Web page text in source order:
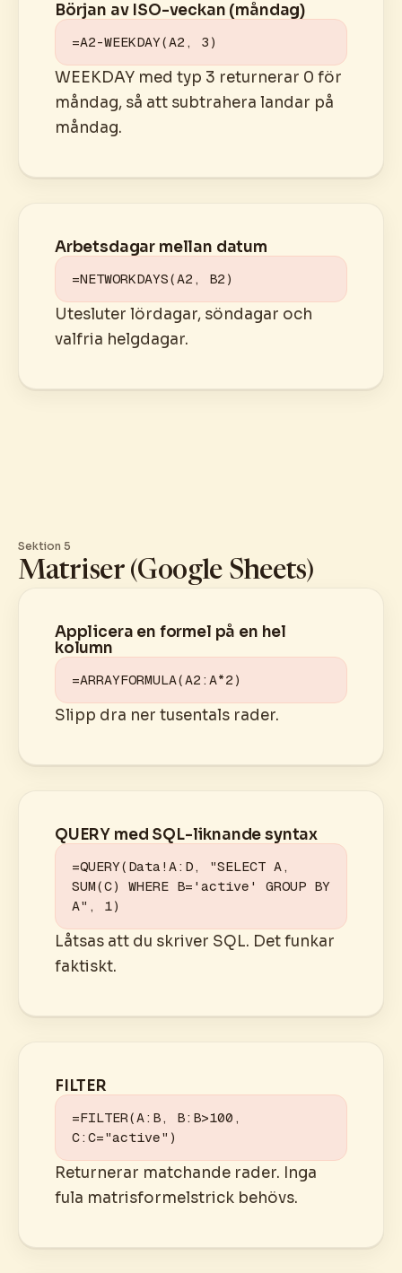
Början av ISO-veckan (måndag)
=A2-WEEKDAY(A2, 3)
WEEKDAY med typ 3 returnerar 0 för
måndag, så att subtrahera landar på
måndag.
Arbetsdagar mellan datum
=NETWORKDAYS(A2, B2)
Utesluter lördagar, söndagar och
valfria helgdagar.
Sektion 5
Matriser (Google Sheets)
Applicera en formel på en hel
kolumn
=ARRAYFORMULA(A2:A*2)
Slipp dra ner tusentals rader.
QUERY med SQL-liknande syntax
=QUERY(Data!A:D, "SELECT A,
SUM(C) WHERE B='active' GROUP BY
A", 1)
Låtsas att du skriver SQL. Det funkar
faktiskt.
FILTER
=FILTER(A:B, B:B>100,
C:C="active")
Returnerar matchande rader. Inga
fula matrisformelstrick behövs.